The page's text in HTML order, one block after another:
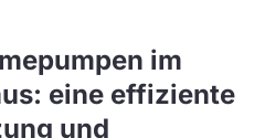
im
eine effiziente
und